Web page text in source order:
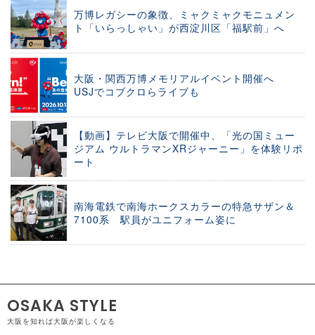
万博レガシーの象徴、ミャクミャクモニュメン
ト「いらっしゃい」が西淀川区「福駅前」へ
大阪・関西万博メモリアルイベント開催へ
USJでコブクロらライブも
【動画】テレビ大阪で開催中、「光の国ミュー
ジアム ウルトラマンXRジャーニー」を体験リポ
ート
南海電鉄で南海ホークスカラーの特急サザン＆
7100系 駅員がユニフォーム姿に
OSAKA STYLE
大阪を知れば大阪が楽しくなる